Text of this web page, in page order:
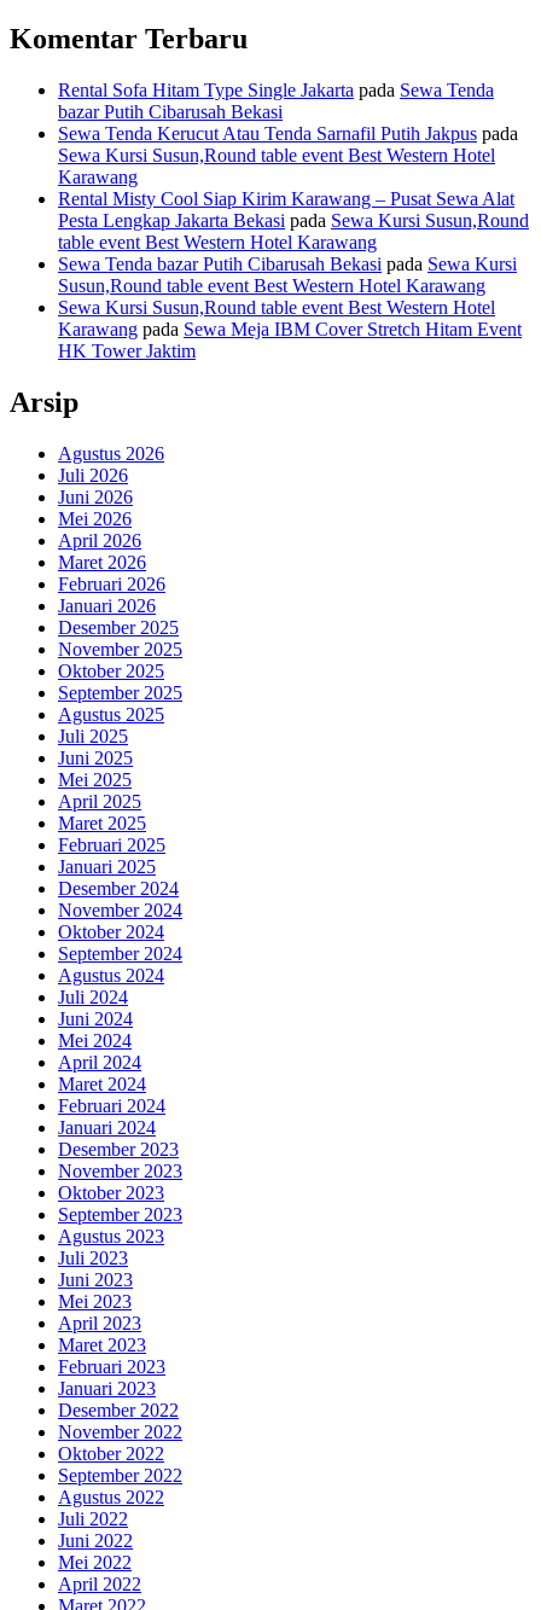
Komentar Terbaru
Rental Sofa Hitam Type Single Jakarta pada Sewa Tenda
bazar Putih Cibarusah Bekasi
Sewa Tenda Kerucut Atau Tenda Sarnafil Putih Jakpus pada
Sewa Kursi Susun,Round table event Best Western Hotel
Karawang
Rental Misty Cool Siap Kirim Karawang – Pusat Sewa Alat
Pesta Lengkap Jakarta Bekasi pada Sewa Kursi Susun,Round
table event Best Western Hotel Karawang
Sewa Tenda bazar Putih Cibarusah Bekasi pada Sewa Kursi
Susun,Round table event Best Western Hotel Karawang
Sewa Kursi Susun,Round table event Best Western Hotel
Karawang pada Sewa Meja IBM Cover Stretch Hitam Event
HK Tower Jaktim
Arsip
Agustus 2026
Juli 2026
Juni 2026
Mei 2026
April 2026
Maret 2026
Februari 2026
Januari 2026
Desember 2025
November 2025
Oktober 2025
September 2025
Agustus 2025
Juli 2025
Juni 2025
Mei 2025
April 2025
Maret 2025
Februari 2025
Januari 2025
Desember 2024
November 2024
Oktober 2024
September 2024
Agustus 2024
Juli 2024
Juni 2024
Mei 2024
April 2024
Maret 2024
Februari 2024
Januari 2024
Desember 2023
November 2023
Oktober 2023
September 2023
Agustus 2023
Juli 2023
Juni 2023
Mei 2023
April 2023
Maret 2023
Februari 2023
Januari 2023
Desember 2022
November 2022
Oktober 2022
September 2022
Agustus 2022
Juli 2022
Juni 2022
Mei 2022
April 2022
Maret 2022